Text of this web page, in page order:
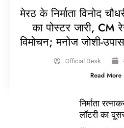
मेरठ के निर्माता विनोद
का पोस्टर जारी, CM
विमोचन; मनोज जोशी-
Official Desk
Read More
निर्माता
लॉटरी का